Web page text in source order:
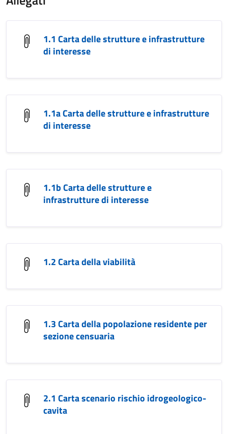
1.1 Carta delle strutture e infrastrutture
di interesse
1.1a Carta delle strutture e infrastrutture
di interesse
1.1b Carta delle strutture e
infrastrutture di interesse
1.2 Carta della viabilità
1.3 Carta della popolazione residente per
sezione censuaria
2.1 Carta scenario rischio idrogeologico-
cavita